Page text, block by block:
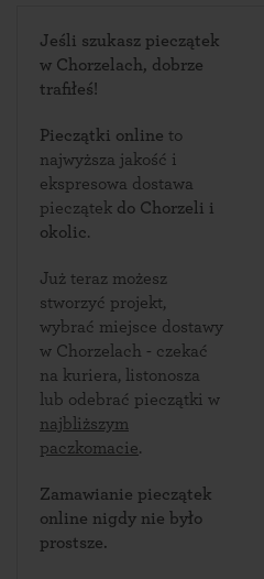
Jeśli szukasz pieczątek
w Chorzelach, dobrze
trafiłeś!
Pieczątki online to
najwyższa jakość i
ekspresowa dostawa
pieczątek do Chorzeli i
okolic.
Już teraz możesz
stworzyć projekt,
wybrać miejsce dostawy
w Chorzelach - czekać
na kuriera, listonosza
lub odebrać pieczątki w
najbliższym
paczkomacie.
Zamawianie pieczątek
online nigdy nie było
prostsze.